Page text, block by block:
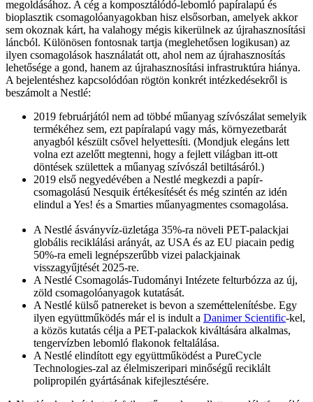
megoldásához. A cég a komposztálódó-lebomló papíralapú és
bioplasztik csomagolóanyagokban hisz elsősorban, amelyek akkor
sem okoznak kárt, ha valahogy mégis kikerülnek az újrahasznosítási
láncból. Különösen fontosnak tartja (meglehetősen logikusan) az
ilyen csomagolások használatát ott, ahol nem az újrahasznosítás
lehetősége a gond, hanem az újrahasznosítási infrastruktúra hiánya.
A bejelentéshez kapcsolódóan rögtön konkrét intézkedésekről is
beszámolt a Nestlé:
2019 februárjától nem ad többé műanyag szívószálat semelyik
termékéhez sem, ezt papíralapú vagy más, környezetbarát
anyagból készült csővel helyettesíti. (Mondjuk elegáns lett
volna ezt azelőtt megtenni, hogy a fejlett világban itt-ott
döntések születtek a műanyag szívószál betiltásáról.)
2019 első negyedévében a Nestlé megkezdi a papír-
csomagolású Nesquik értékesítését és még szintén az idén
elindul a Yes! és a Smarties műanyagmentes csomagolása.
A Nestlé ásványvíz-üzletága 35%-ra növeli PET-palackjai
globális reciklálási arányát, az USA és az EU piacain pedig
50%-ra emeli legnépszerűbb vizei palackjainak
visszagyűjtését 2025-re.
A Nestlé Csomagolás-Tudományi Intézete felturbózza az új,
zöld csomagolóanyagok kutatását.
A Nestlé külső patnereket is bevon a szeméttelenítésbe. Egy
ilyen együttműködés már el is indult a Danimer Scientific-kel,
a közös kutatás célja a PET-palackok kiváltására alkalmas,
tengervízben lebomló flakonok feltalálása.
A Nestlé elindított egy együttműködést a PureCycle
Technologies-zal az élelmiszeripari minőségű reciklált
polipropilén gyártásának kifejlesztésére.